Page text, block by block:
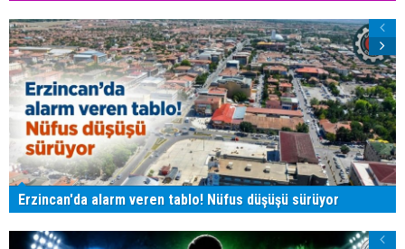
Erzincan'da alarm veren tablo! Nüfus düşüşü sürüyor